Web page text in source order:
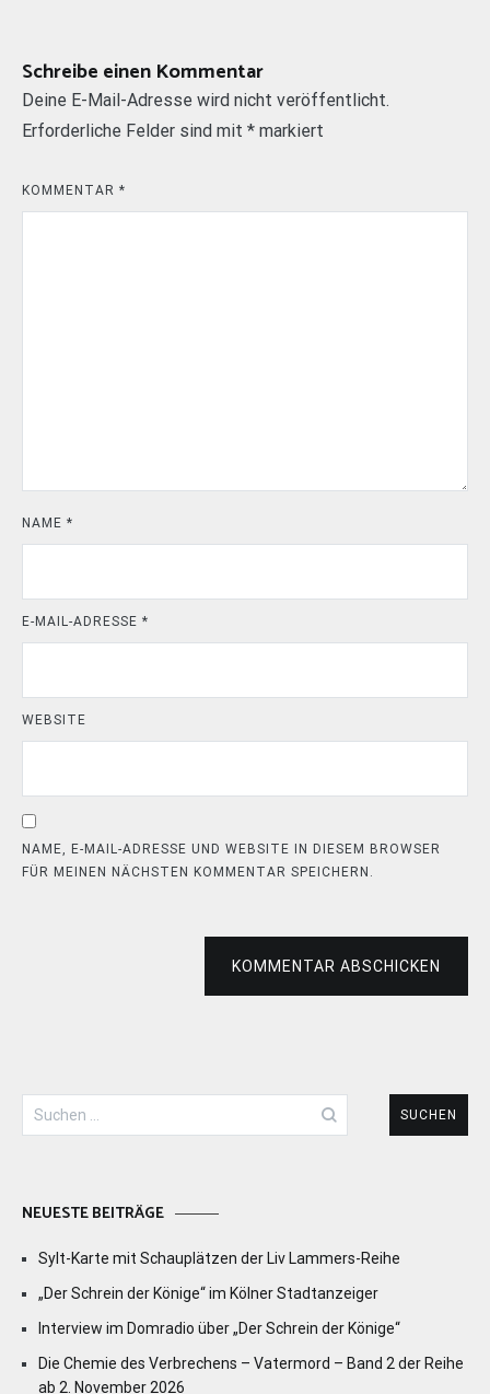
Schreibe einen Kommentar
Deine E-Mail-Adresse wird nicht veröffentlicht.
Erforderliche Felder sind mit * markiert
KOMMENTAR *
NAME *
E-MAIL-ADRESSE *
WEBSITE
NAME, E-MAIL-ADRESSE UND WEBSITE IN DIESEM BROWSER
FÜR MEINEN NÄCHSTEN KOMMENTAR SPEICHERN.
KOMMENTAR ABSCHICKEN
Suchen
nach:
NEUESTE BEITRÄGE
Sylt-Karte mit Schauplätzen der Liv Lammers-Reihe
„Der Schrein der Könige“ im Kölner Stadtanzeiger
Interview im Domradio über „Der Schrein der Könige“
Die Chemie des Verbrechens – Vatermord – Band 2 der Reihe
ab 2. November 2026